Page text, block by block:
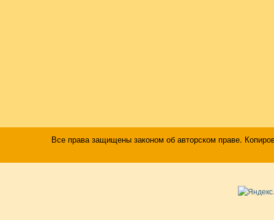
Все права защищены законом об авторском праве.